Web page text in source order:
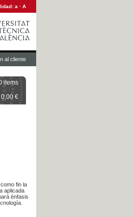
a · A
al cliente
items
€
fin la
aplicada
énfasis